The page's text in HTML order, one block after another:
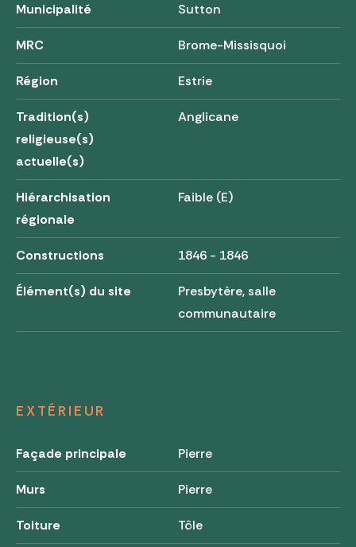
Municipalité Sutton
MRC Brome-Missisquoi
Région Estrie
Tradition(s)
religieuse(s)
actuelle(s)
Anglicane
Hiérarchisation
régionale
Faible (E)
Constructions 1846 - 1846
Élément(s) du site
Presbytère, salle
communautaire
EXTÉRIEUR
Façade principale Pierre
Murs Pierre
Toiture Tôle